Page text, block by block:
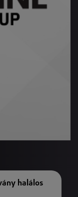
halálos